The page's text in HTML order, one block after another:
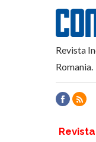
Revista
Romania.
Revista